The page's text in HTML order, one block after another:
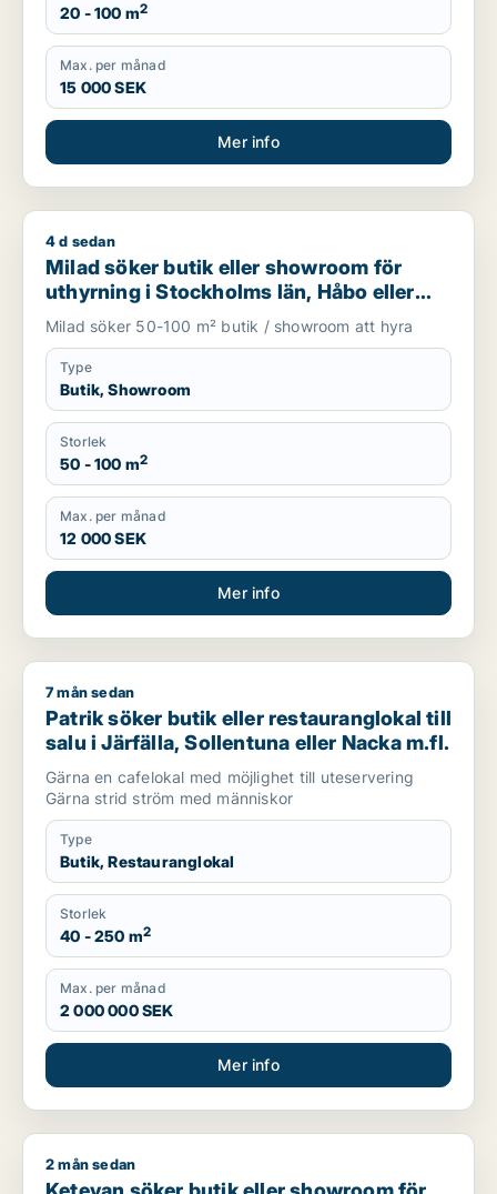
20 - 100 m2
Max. per månad
15 000 SEK
Mer info
Milad söker butik eller showroom för uthyrning i Stockholms
4 d sedan
Milad söker butik eller showroom för
uthyrning i Stockholms län, Håbo eller
Knivsta
Milad söker 50-100 m² butik / showroom att hyra
Type
Butik, Showroom
Storlek
50 - 100 m2
Max. per månad
12 000 SEK
Mer info
Patrik söker butik eller restauranglokal till salu i Järfälla,
7 mån sedan
Patrik söker butik eller restauranglokal till
salu i Järfälla, Sollentuna eller Nacka m.fl.
Gärna en cafelokal med möjlighet till uteservering
Gärna strid ström med människor
Type
Butik, Restauranglokal
Storlek
40 - 250 m2
Max. per månad
2 000 000 SEK
Mer info
Ketevan söker butik eller showroom för uthyrning i Lidingö
2 mån sedan